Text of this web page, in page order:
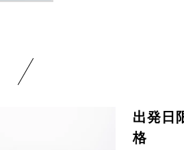
出発日
格